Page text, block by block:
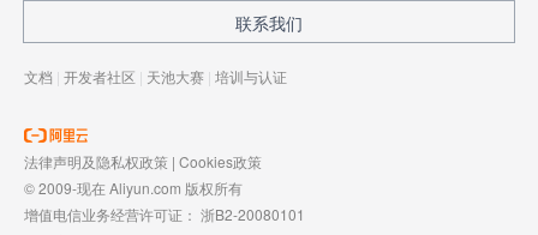
联系我们
文档 | 开发者社区 | 天池大赛 | 培训与认证
法律声明及隐私权政策 | Cookies政策
© 2009-现在 Aliyun.com 版权所有
增值电信业务经营许可证： 浙B2-20080101